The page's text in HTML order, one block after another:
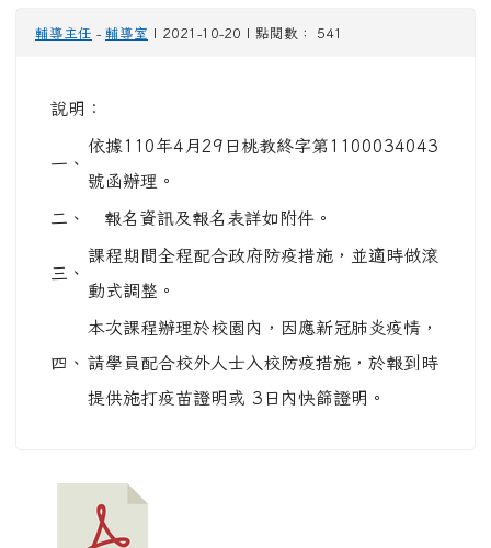
輔導主任 - 輔導室 | 2021-10-20 | 點閱數： 541
說明：
一、
依據110年4月29日桃教終字第1100034043
號函辦理。
二、 報名資訊及報名表詳如附件。
三、
課程期間全程配合政府防疫措施，並適時做滾
動式調整。
四、
本次課程辦理於校園內，因應新冠肺炎疫情，
請學員配合校外人士入校防疫措施，於報到時
提供施打疫苗證明或 3日內快篩證明。